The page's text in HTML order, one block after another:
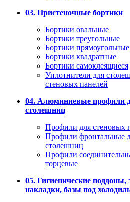
03. Пристеночные бортики
Бортики овальные
Бортики треугольные
Бортики прямоугольные
Бортики квадратные
Бортики самоклеящиеся
Уплотнители для
стеновых панелей
04. Алюминиевые профили
столешниц
Профили для стеновых
Профили фронтальные
столешниц
Профили
торцевые
05. Гигиенические
накладки, базы под